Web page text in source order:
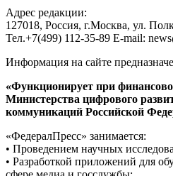
Адрес редакции:
127018, Россия, г.Москва, ул.
Тел.+7(499) 112-35-89 E-mail:
Информация на сайте
«Функционирует при
Министерства цифрового
коммуникаций Российской
«ФедералПресс» занимается:
• Проведением научных
• Разработкой приложений для